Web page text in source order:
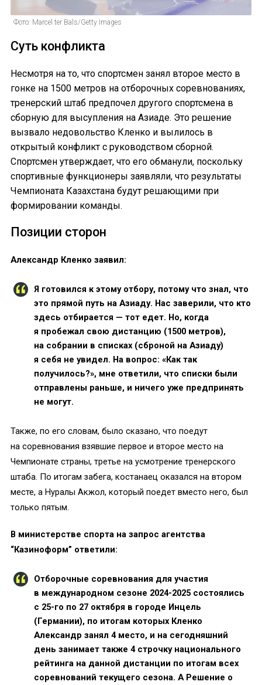
Фото: Marcel ter Bals/Getty Images
Суть конфликта
Несмотря на то, что спортсмен занял второе место в
гонке на 1500 метров на отборочных соревнованиях,
тренерский штаб предпочел другого спортсмена в
сборную для высупления на Азиаде. Это решение
вызвало недовольство Кленко и вылилось в
открытый конфликт с руководством сборной.
Спортсмен утверждает, что его обманули, поскольку
спортивные функционеры заявляли, что результаты
Чемпионата Казахстана будут решающими при
формировании команды.
Позиции сторон
Александр Кленко заявил:
Я готовился к этому отбору, потому что знал, что
это прямой путь на Азиаду. Нас заверили, что кто
здесь отбирается — тот едет. Но, когда
я пробежал свою дистанцию (1500 метров),
на собрании в списках (сброной на Азиаду)
я себя не увидел. На вопрос: «Как так
получилось?», мне ответили, что списки были
отправлены раньше, и ничего уже предпринять
не могут.
Также, по его словам, было сказано, что поедут
на соревнования взявшие первое и второе место на
Чемпионате страны, третье на усмотрение тренерского
штаба. По итогам забега, костанаец оказался на втором
месте, а Нуралы Акжол, который поедет вместо него, был
только пятым.
В министерстве спорта на запрос агентства
“Казиноформ” ответили:
Отборочные соревнования для участия
в международном сезоне 2024-2025 состоялись
с 25-го по 27 октября в городе Инцель
(Германии), по итогам которых Кленко
Александр занял 4 место, и на сегодняшний
день занимает также 4 строчку национального
рейтинга на данной дистанции по итогам всех
соревнований текущего сезона. А Решение о